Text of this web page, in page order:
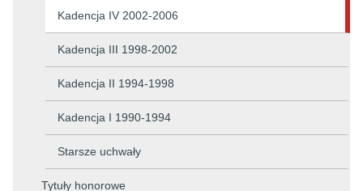
Kadencja IV 2002-2006
Kadencja III 1998-2002
Kadencja II 1994-1998
Kadencja I 1990-1994
Starsze uchwały
Tytuły honorowe